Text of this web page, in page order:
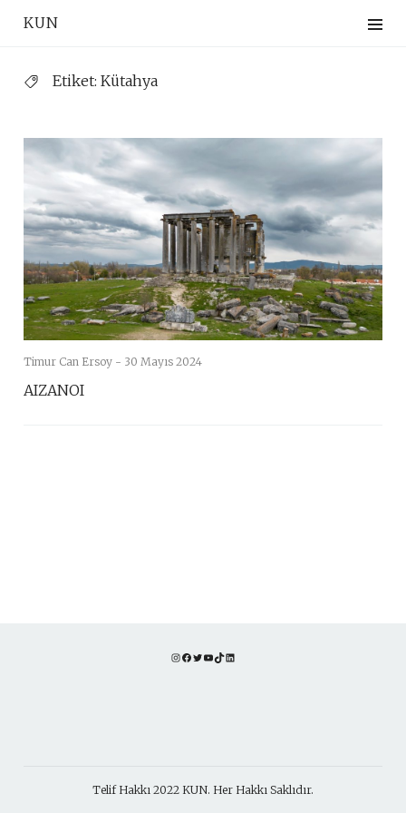
KUN
Etiket: Kütahya
Timur Can Ersoy - 30 Mayıs 2024
AIZANOI
Instagram
Facebook
TwitterYouTube
TikTok
Telif Hakkı 2022 KUN. Her Hakkı Saklıdır.